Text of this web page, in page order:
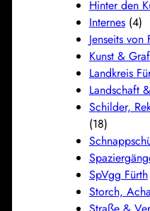
Hinter den
Internes(4)
Jenseits von
Kunst &
Landkreis
Landschaft
Schilder,
(18)
SpVgg Fürth
Storch,